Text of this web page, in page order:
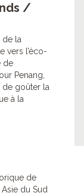
/
de la
vers l’éco-
de
Penang,
de goûter la
à la
de
du Sud